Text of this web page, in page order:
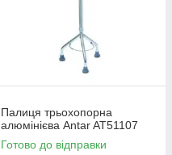
Палиця трьохопорна
алюмінієва Antar AT51107
Готово до відправки